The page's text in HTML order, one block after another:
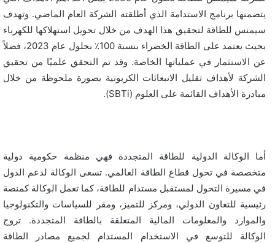
يتضمنها برنامج الاستدامة الذي أطلقته الشركة العام الماضي. وتهدف
سيمنس للطاقة لتحقيق هذا الهدف من خلال تحويل استهلاكها للكهرباء
بحيث يعتمد على الطاقة الخضراء بنسبة 100٪ بحلول عام 2023، فضلاً
عن الاستثمار في عملياتها الخاصة. وقد تم التحقق علميًا من تحقيق
الشركة لأهداف تقليل الانبعاثات الكربونية بصورة ملحوظة من خلال
مبادرة الأهداف القائمة على العلوم (SBTi
).
أما الوكالة الدولية للطاقة المتجددة فهي منظمة حكومية دولية
متخصصة في تحول قطاع الطاقة العالمي. تسعى الوكالة لدعم الدول
في مسيرة التحول لمستقبل مستدام للطاقة، كما تعمل الوكالة كمنصة
رئيسية للتعاون الدولي، ومركز للتميز، ومقر للسياسات والتكنولوجيا
والموارد والمعلومات المالية المتعلقة بالطاقة المتجددة. تروج
الوكالة
للتوسع في الاستخدام المستدام لجميع مصادر الطاقة